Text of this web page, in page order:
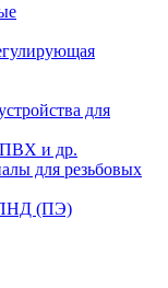
для
и др.
для резьбовых
(ПЭ)